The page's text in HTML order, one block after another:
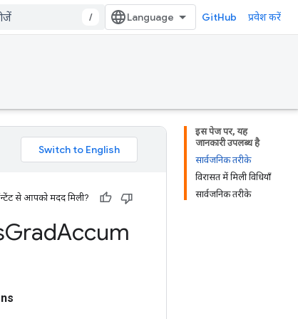
/ GitHub प्रवेश करें
इस पेज पर, यह
जानकारी उपलब्ध है
सार्वजनिक तरीके
विरासत में मिली विधियाँ
सार्वजनिक तरीके
से आपको मदद मिली?
GradAccum